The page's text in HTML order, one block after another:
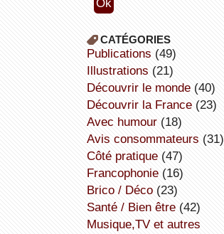
CATÉGORIES
publications (49)
illustrations (21)
découvrir le monde(40)
découvrir la France(23)
avec humour(18)
avis consommateurs (31)
côté pratique(47)
Francophonie(16)
Brico / Déco(23)
Santé / Bien être(42)
Musique,TV et autres